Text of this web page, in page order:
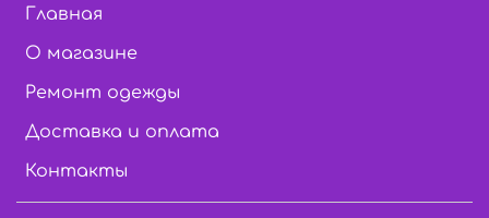
Главная
О магазине
Ремонт одежды
Доставка и оплата
Контакты